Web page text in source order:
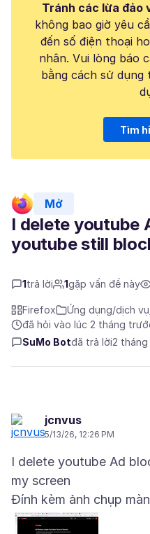
Tránh các lừa đảo
không bao giờ yêu
đến số điện thoại
nhân. Vui lòng báo
bằng cách sử
Tìm
Mở
I delete youtube
youtube still
1trả lời 1gặp vấn đề này
Firefox
Ứng dụng/dịch
đã hỏi vào lúc 2 tháng
SuMo Botđã trả lời2
jcnvus
5/13/26, 12:26 PM
I delete youtube Ad
Đính kèm ảnh chụp